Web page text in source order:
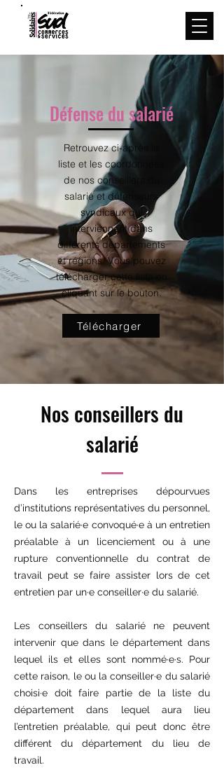
Défense du salarié
Retrouvez ci-après la
liste et les coordonnées
de nos conseillers du
salarié et défenseurs
syndicaux qui
interviennent dans
différents départements
et régions. Vous pouvez
télécharger cette liste en
cliquant sur le bouton.
Télécharger
Nos conseillers du
salarié
Dans les entreprises dépourvues
d’institutions représentatives du personnel,
le ou la salarié·e convoqué·e à un entretien
préalable à un licenciement ou à une
rupture conventionnelle du contrat de
travail peut se faire assister lors de cet
entretien par un·e conseiller·e du salarié.
Les conseillers du salarié ne peuvent
intervenir que dans le département dans
lequel ils et elles sont nommé·e·s. Pour
cette raison, le ou la conseiller·e du salarié
choisi·e doit faire partie de la liste du
département dans lequel aura lieu
l’entretien préalable, qui peut donc être
différent du département du lieu de
travail.